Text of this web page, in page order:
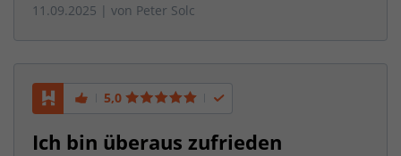
11.09.2025 | von Peter Solc
5,0
Ich bin überaus zufrieden